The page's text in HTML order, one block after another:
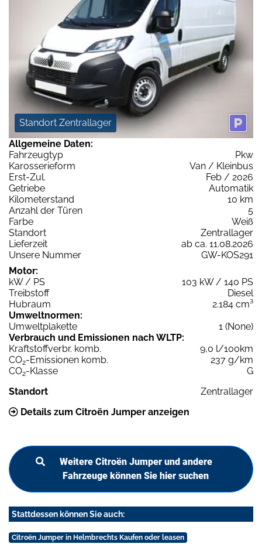
Standort Zentrallager
Allgemeine Daten:
Fahrzeugtyp
Pkw
Karosserieform
Van / Kleinbus
Erst-Zul.
Feb / 2026
Getriebe
Automatik
Kilometerstand
10 km
Anzahl der Türen
5
Farbe
Weiß
Standort
Zentrallager
Lieferzeit
ab ca. 11.08.2026
Unsere Nummer
GW-KOS291
Motor:
kW / PS
103 kW / 140 PS
Treibstoff
Diesel
Hubraum
2.184 cm³
Umweltnormen:
Umweltplakette
1 (None)
Verbrauch und Emissionen nach WLTP:
Kraftstoffverbr. komb.
9,0 l/100km
CO2-Emissionen komb.
237 g/km
CO2-Klasse
G
Standort
Zentrallager
Details zum Citroën Jumper anzeigen
Weitere Citroën Jumper und andere
Fahrzeuge können Sie hier suchen
Stattdessen können Sie auch:
Citroën Jumper in Helmbrechts Kaufen oder leasen